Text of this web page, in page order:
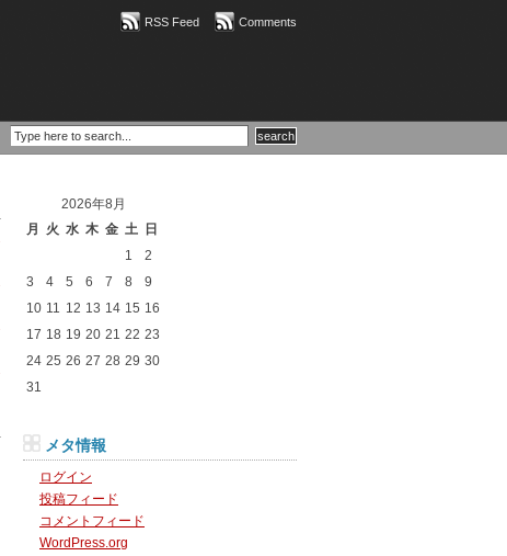
RSS Feed Comments
2026年8月
月
火 水 木 金 土
日
1
2
3
4 5 6 7 8
9
10 11 12 13 14 15 16
17 18 19 20 21 22 23
24 25 26 27 28 29 30
31
メタ情報
ログイン
投稿フィード
コメントフィード
WordPress.org